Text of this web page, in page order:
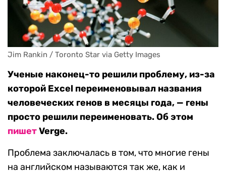
Jim Rankin / Toronto Star via Getty Images
Ученые наконец-то решили проблему, из-за
которой Excel переименовывал названия
человеческих генов в месяцы года, — гены
просто решили переименовать. Об этом
пишетVerge.
Проблема заключалась в том, что многие гены
на английском называются так же, как и